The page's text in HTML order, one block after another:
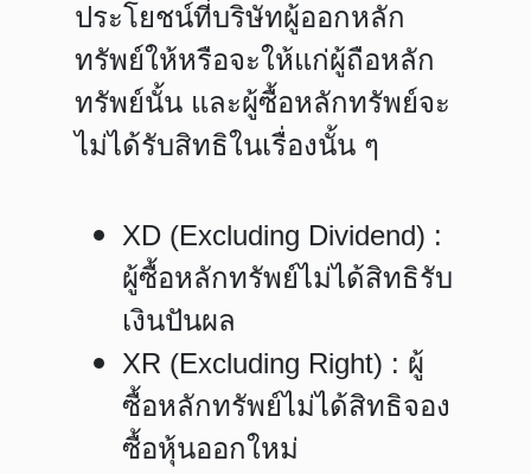
ประโยชน์ที่บริษัทผู้ออกหลัก
ทรัพย์ให้หรือจะให้แก่ผู้ถือหลัก
ทรัพย์นั้น และผู้ซื้อหลักทรัพย์จะ
ไม่ได้รับสิทธิในเรื่องนั้น ๆ
XD (Excluding Dividend) :
ผู้ซื้อหลักทรัพย์ไม่ได้สิทธิรับ
เงินปันผล
XR (Excluding Right) : ผู้
ซื้อหลักทรัพย์ไม่ได้สิทธิจอง
ซื้อหุ้นออกใหม่